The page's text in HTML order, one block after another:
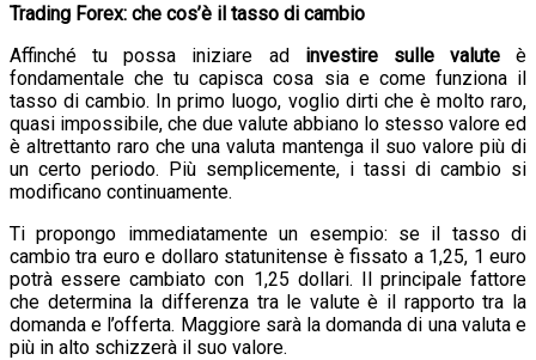
Trading Forex: che cos’è il tasso di cambio
Affinché tu possa iniziare ad investire sulle valuteè
fondamentale che tu capisca cosa sia e come funziona il
tasso di cambio. In primo luogo, voglio dirti che è molto raro,
quasi impossibile, che due valute abbiano lo stesso valore ed
è altrettanto raro che una valuta mantenga il suo valore più di
un certo periodo. Più semplicemente, i tassi di cambio si
modificano continuamente.
Ti propongo immediatamente un esempio: se il tasso di
cambio tra euro e dollaro statunitense è fissato a 1,25, 1 euro
potrà essere cambiato con 1,25 dollari. Il principale fattore
che determina la differenza tra le valute è il rapporto tra la
domanda e l’offerta. Maggiore sarà la domanda di una valuta e
più in alto schizzerà il suo valore.